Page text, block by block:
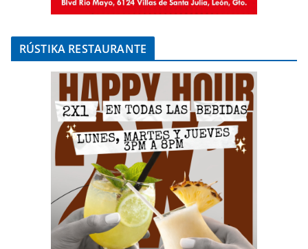
RÚSTIKA RESTAURANTE